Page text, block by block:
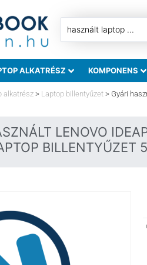
ALKATRÉSZ KOMPONENS
alkatrész > Laptop billentyűzet > Gyári
LENOVO